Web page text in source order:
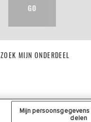
GO
ZOEK MIJN ONDERDEEL
Mijn
delen